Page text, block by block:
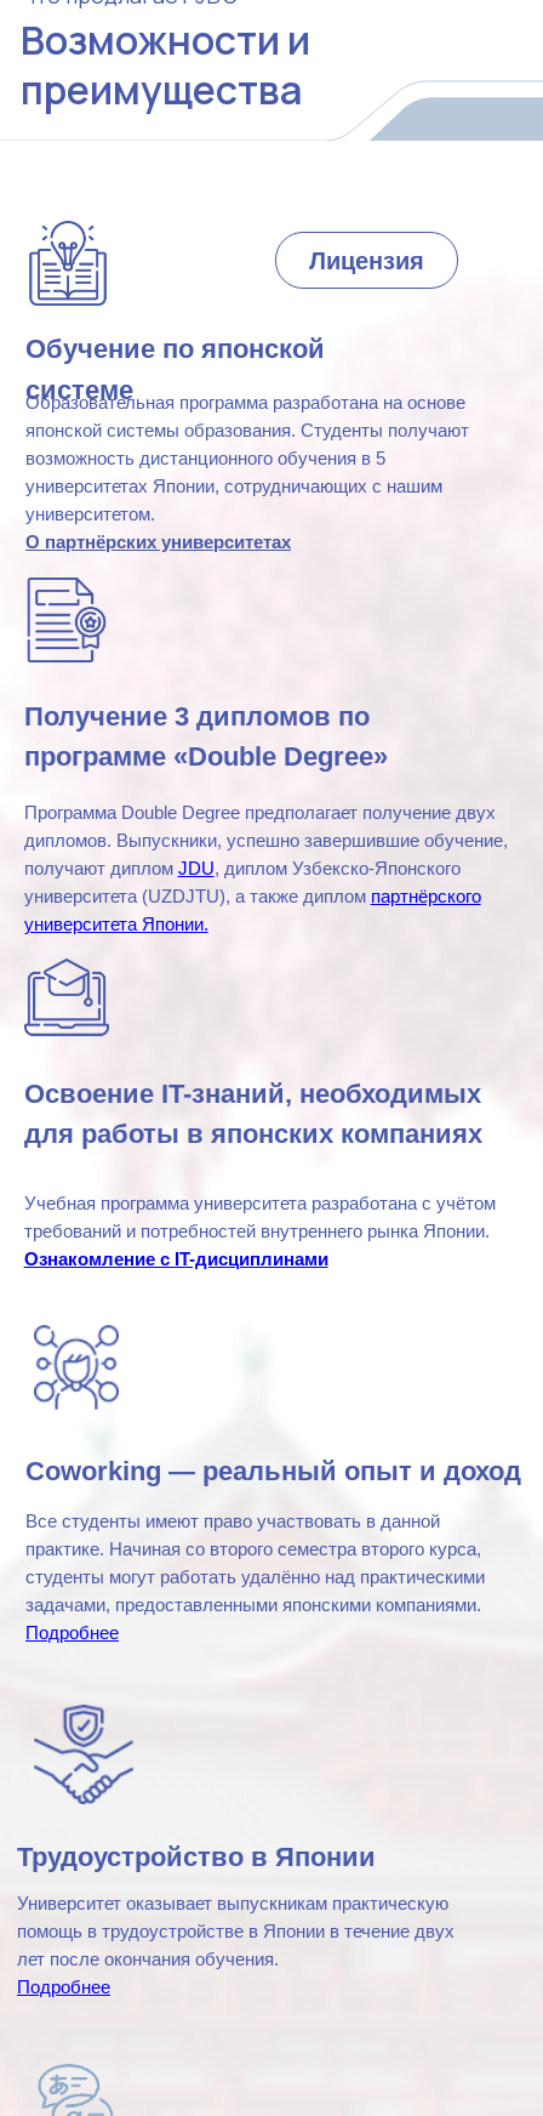
студенты могут работать удалённо над практическими
задачами, предоставленными японскими компаниями.
Трудоустройство в Японии
Университет оказывает выпускникам практическую
помощь в трудоустройстве в Японии в течение двух
Качественные курсы японского языка
В университете углублённое изучение японского
языка проводится профильными специалистами.
Подробнее
Больше видео
Новости
Блог
университета
Республики Узбекистан Шавката
Мирзиёева в Японию проект был
сформирован как инициатива.
Лицензия